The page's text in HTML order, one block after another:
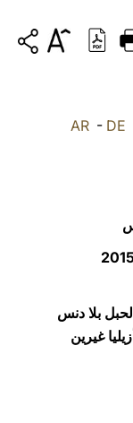
DEUTSCH
العربيّةAR - DE
بلا دنس
غيرين